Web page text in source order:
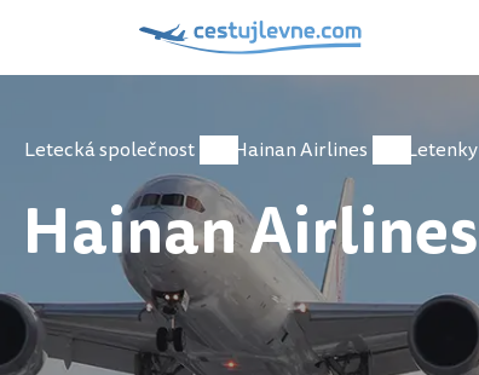
Letecká společnost Hainan Airlines Letenky
Hainan Airlines